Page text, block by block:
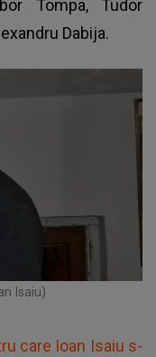
Tompa, Tudor
Dabija.
Isaiu)
care Ioan Isaiu s-